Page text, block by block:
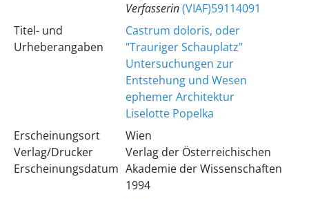
Verfasserin(VIAF)59114091
Titel- und
Urheberangaben
Castrum doloris, oder
"Trauriger Schauplatz"
Untersuchungen zur
Entstehung und Wesen
ephemer Architektur
Liselotte Popelka
Erscheinungsort
Verlag/Drucker
Erscheinungsdatum
Wien
Verlag der Österreichischen
Akademie der Wissenschaften
1994